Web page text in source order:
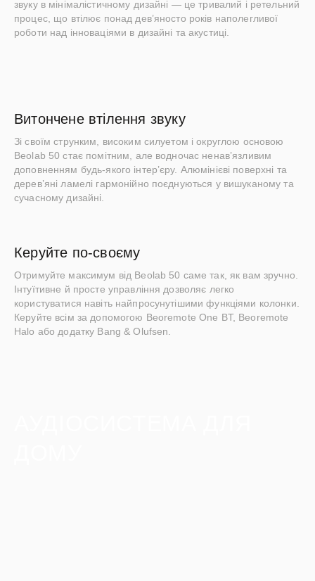
звуку в мінімалістичному дизайні — це тривалий і ретельний
процес, що втілює понад дев’яносто років наполегливої
роботи над інноваціями в дизайні та акустиці.
Витончене втілення звуку
Зі своїм струнким, високим силуетом і округлою основою
Beolab 50 стає помітним, але водночас ненав’язливим
доповненням будь-якого інтер’єру. Алюмінієві поверхні та
дерев’яні ламелі гармонійно поєднуються у вишуканому та
сучасному дизайні.
Керуйте по-своєму
Отримуйте максимум від Beolab 50 саме так, як вам зручно.
Інтуїтивне й просте управління дозволяє легко
користуватися навіть найпросунутішими функціями колонки.
Керуйте всім за допомогою Beoremote One BT, Beoremote
Halo або додатку Bang & Olufsen.